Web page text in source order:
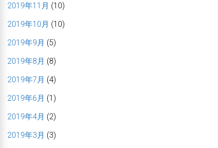
2019年11月 (10)
2019年10月 (10)
2019年9月 (5)
2019年8月 (8)
2019年7月 (4)
2019年6月 (1)
2019年4月 (2)
2019年3月 (3)